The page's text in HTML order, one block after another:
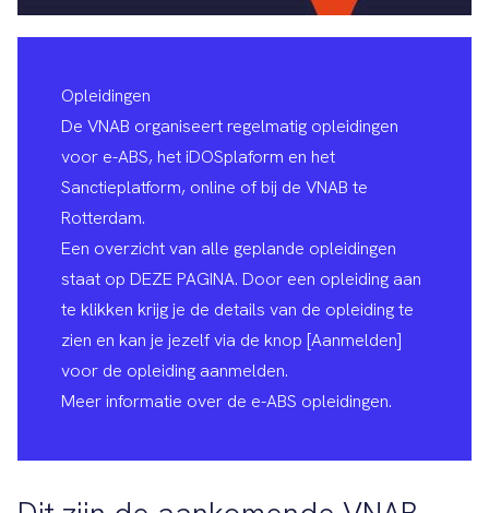
Opleidingen
De VNAB organiseert regelmatig opleidingen
voor e-ABS, het iDOSplaform en het
Sanctieplatform, online of bij de VNAB te
Rotterdam.
Een overzicht van alle geplande opleidingen
staat op DEZE PAGINA. Door een opleiding aan
te klikken krijg je de details van de opleiding te
zien en kan je jezelf via de knop [Aanmelden]
voor de opleiding aanmelden.
Meer informatie over de e-ABS opleidingen.